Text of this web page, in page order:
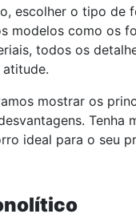
escolher o tipo de
modelos como os
todos os
mostrar os
Tenha
ideal para o seu